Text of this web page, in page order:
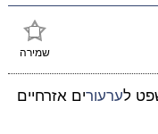
שמירה
לערעורים אזרחיים